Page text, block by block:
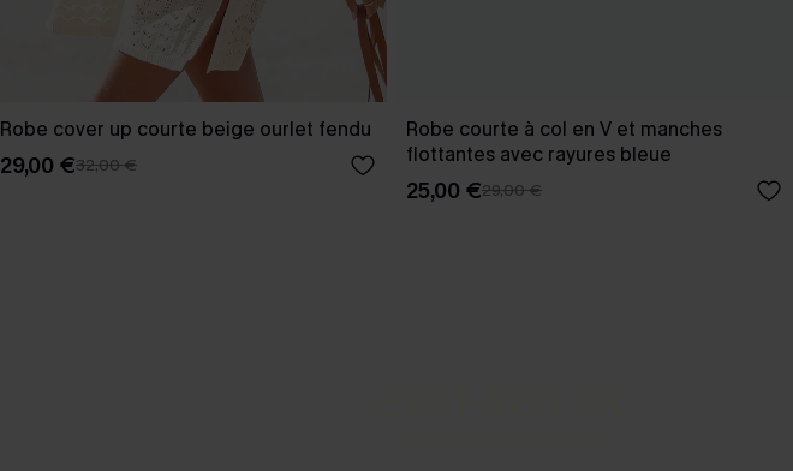
Robe cover up courte beige ourlet fendu
29,00 €32,00 €
Robe courte à col en V et manches
flottantes avec rayures bleue
25,00 €29,00 €